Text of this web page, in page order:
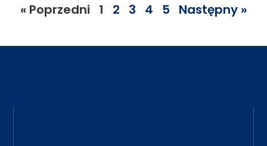
« Poprzedni 1 2 3 4 5 Następny »